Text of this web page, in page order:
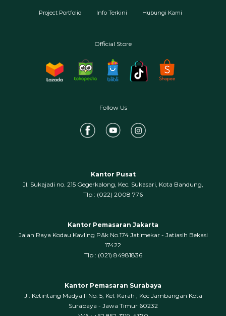
Project Portfolio Info Terkini Hubungi Kami
Official Store
Follow Us
Kantor Pusat
Jl. Sukajadi no. 215 Gegerkalong, Kec. Sukasari, Kota Bandung,
‍Tlp : (022) 2008 776
Kantor Pemasaran Jakarta
Jalan Raya Kodau Kavling P&k No.174 Jatimekar - Jatiasih Bekasi
17422
Tlp : (021) 84981836
Kantor Pemasaran Surabaya
Jl. Ketintang Madya II No. 5, Kel. Karah , Kec Jambangan Kota
Surabaya - Jawa Timur 60232